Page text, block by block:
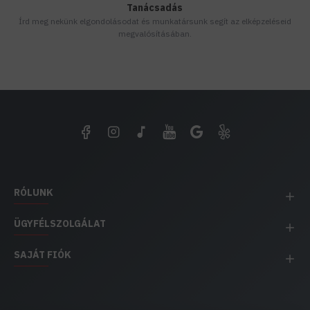
Tanácsadás
Írd meg nekünk elgondolásodat és munkatársunk segít az elképzeléseid
megvalósításában.
RÓLUNK
ÜGYFÉLSZOLGÁLAT
SAJÁT FIÓK